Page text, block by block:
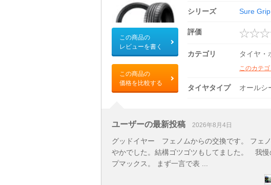
この商品の
レビューを書く
この商品の
価格を比較する
シリーズ Sure
評価
カテゴリ タイヤ・
このカテ
タイヤタイプ オールシ
ユーザーの最新投稿 2026年8月4日
グッドイヤー フェノムからの交換です。 フェ
やかでした。結構ゴツゴツもしてました。 我
プマックス。 まず一言で表 ...